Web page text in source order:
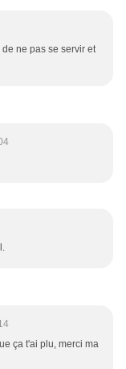
ne pas se servir et
ça t'ai plu, merci ma